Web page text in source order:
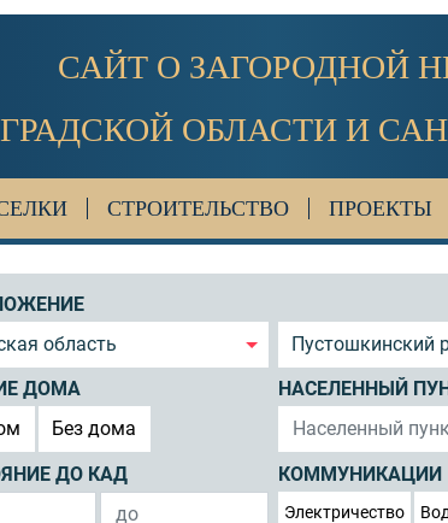
САЙТ О ЗАГОРОДНОЙ
ОБЛАСТИ И
СТРОИТЕЛЬСТВО ПРОЕКТЫ
область
Пустошкинский
ДОМА
Без дома
НАСЕЛЕННЫЙ
ДО КАД КОММУНИКАЦИИ
Электричество